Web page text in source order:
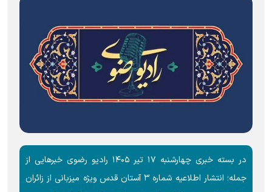
در بسته خبری چهارشنبه ۱۷ تیر ۱۴۰۵ رادیو رضوی خبر‌هایی از
جمله؛ انتشار اطلاعیه شماره ۳ آستان قدس ویژه میزبانی از زائران